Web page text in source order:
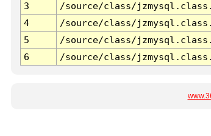
3
/source/class/
4
/source/class/
5
/source/class/
6
/source/class/